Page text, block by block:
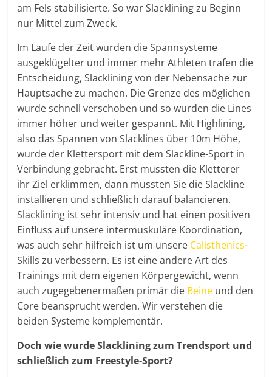
am Fels stabilisierte. So war Slacklining zu Beginn
nur Mittel zum Zweck.
Im Laufe der Zeit wurden die Spannsysteme
ausgeklügelter und immer mehr Athleten trafen die
Entscheidung, Slacklining von der Nebensache zur
Hauptsache zu machen. Die Grenze des möglichen
wurde schnell verschoben und so wurden die Lines
immer höher und weiter gespannt. Mit Highlining,
also das Spannen von Slacklines über 10m Höhe,
wurde der Klettersport mit dem Slackline-Sport in
Verbindung gebracht. Erst mussten die Kletterer
ihr Ziel erklimmen, dann mussten Sie die Slackline
installieren und schließlich darauf balancieren.
Slacklining ist sehr intensiv und hat einen positiven
Einfluss auf unsere intermuskuläre Koordination,
was auch sehr hilfreich ist um unsere Calisthenics-
Skills zu verbessern. Es ist eine andere Art des
Trainings mit dem eigenen Körpergewicht, wenn
auch zugegebenermaßen primär die Beine und den
Core beansprucht werden. Wir verstehen die
beiden Systeme komplementär.
Doch wie wurde Slacklining zum Trendsport und
schließlich zum Freestyle-Sport?